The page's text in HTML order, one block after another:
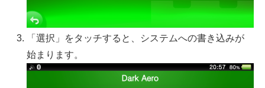
「選択」をタッチすると、システムへの書き込みが
始まります。